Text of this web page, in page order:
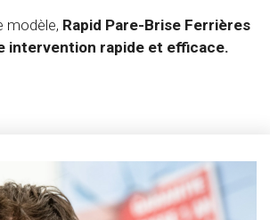
modèle, Rapid Pare-Brise Ferrières
intervention rapide et efficace.